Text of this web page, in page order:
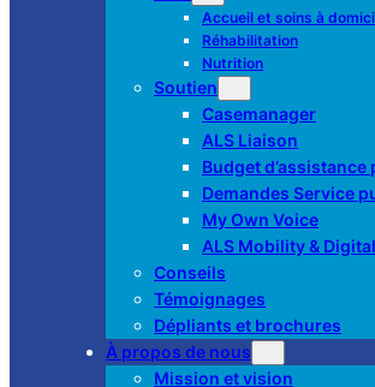
Accueil et soins à
Réhabilitation
Nutrition
Soutien
Casemanager
ALS Liaison
Budget
Demandes Service
My Own Voice
ALS Mobility &
Conseils
Témoignages
Dépliants et brochures
À propos de nous
Mission et vision